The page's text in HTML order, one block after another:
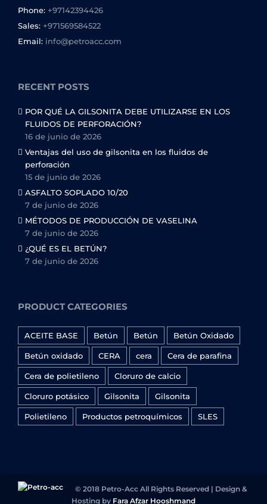
Phone: +97142394426
Sales: +971569584522
Email: info@petroacc.com
RECENT POSTS
POR QUÉ LA GILSONITA DEBE UTILIZARSE EN LOS
FLUIDOS DE PERFORACIÓN?
16 de junio de 2026
Ventajas del uso de gilsonita en los fluidos de
perforación
15 de junio de 2026
ASFALTO SOPLADO 10/20
7 de junio de 2026
MÉTODOS DE PRODUCCIÓN DE VASELINA
7 de junio de 2026
¿QUÉ ES EL BETÚN?
7 de junio de 2026
PRODUCT CATEGORIES
ACEITE BASE Betún Betún Betún Oxidado
Betún oxidado CERA cera Cera de parafina
Cera de polietileno Cloruro de calcio
Cloruro potásico Gilsonita Gilsonita
Polietileno Productos petroquímicos SLES
© 2018 Petro-Acc All Rights Reserved | Design &
Hosting by Fara Afzar Hooshmand